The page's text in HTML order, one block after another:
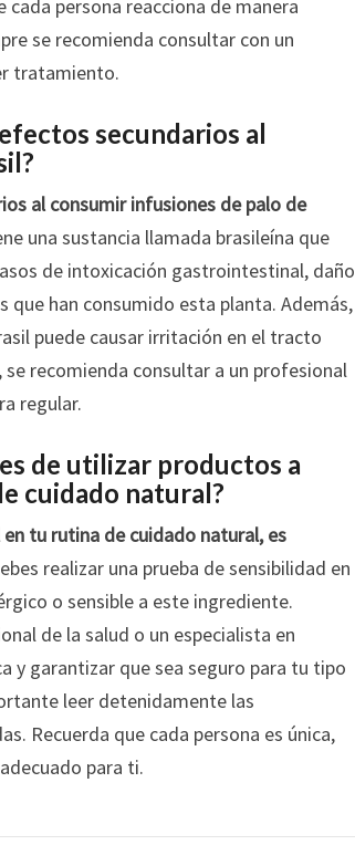
persona reacciona de manera
se recomienda consultar con un
tratamiento.
secundarios al
al consumir infusiones de palo de
una sustancia llamada brasileína que
de intoxicación gastrointestinal, daño
que han consumido esta planta. Además,
puede causar irritación en el tracto
recomienda consultar a un profesional
regular.
de utilizar productos a
cuidado natural?
tu rutina de cuidado natural, es
realizar una prueba de sensibilidad en
o sensible a este ingrediente.
de la salud o un especialista en
y garantizar que sea seguro para tu tipo
leer detenidamente las
Recuerda que cada persona es única,
para ti.